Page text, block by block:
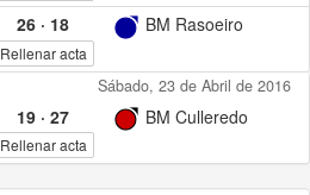
26· 18 BM Rasoeiro
Rellenar acta
Sábado, 23 de Abril de 2016
19· 27 BM Culleredo
Rellenar acta